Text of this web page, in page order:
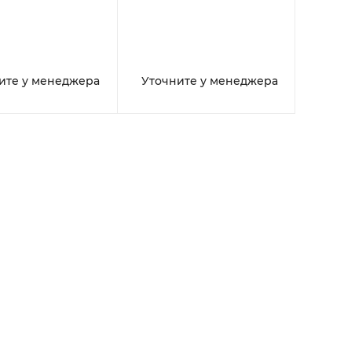
у менеджера Уточните у менеджера